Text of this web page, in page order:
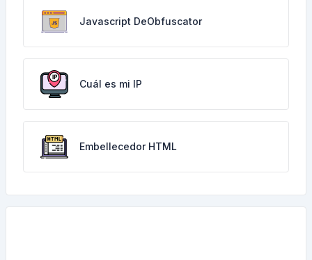
Javascript DeObfuscator
Cuál es mi IP
Embellecedor HTML